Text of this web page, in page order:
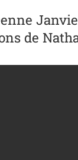
de